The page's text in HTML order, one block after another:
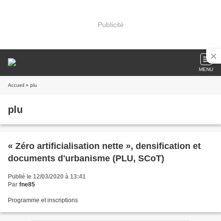
Publicité
MENU
Accueil » plu
plu
« Zéro artificialisation nette », densification et
documents d'urbanisme (PLU, SCoT)
Publié le 12/03/2020 à 13:41
Par fne85
Programme et inscriptions